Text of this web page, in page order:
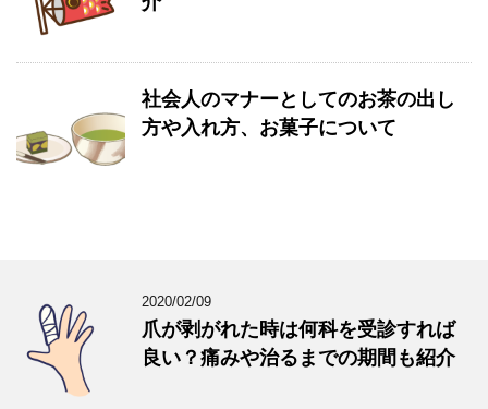
社会人のマナーとしてのお茶の出し
方や入れ方、お菓子について
2020/02/09
爪が剥がれた時は何科を受診すれば
良い？痛みや治るまでの期間も紹介